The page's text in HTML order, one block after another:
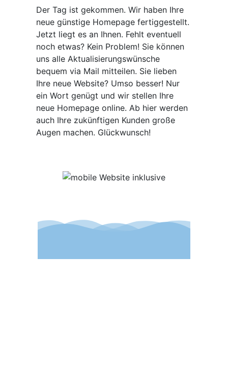
Der Tag ist gekommen. Wir haben Ihre
neue günstige Homepage fertiggestellt.
Jetzt liegt es an Ihnen. Fehlt eventuell
noch etwas? Kein Problem! Sie können
uns alle Aktualisierungswünsche
bequem via Mail mitteilen. Sie lieben
Ihre neue Website? Umso besser! Nur
ein Wort genügt und wir stellen Ihre
neue Homepage online. Ab hier werden
auch Ihre zukünftigen Kunden große
Augen machen. Glückwunsch!